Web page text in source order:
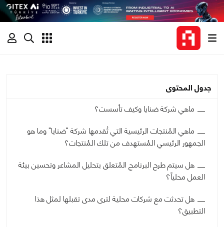
جدول المحتوى
ماهي شركة ضنايا وكيف تأسست؟
ماهي المُنتجات الرئيسية التي تُقدمها شركة "ضنايا" وما هو
الجمهور الرئيسي المُستهدف من تلك المُنتجات؟
هل سيتم طرح البرنامج المُتعلق بتحليل المشاعر وتحسين بيئة
العمل محلياً؟
هل تحدثت مع شركات محلية لترى مدى تقبلها لمثل هذا
التطبيق؟